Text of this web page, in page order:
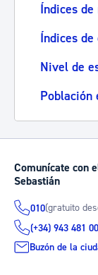
Índices
Índices
Nivel de
Población
Comunícate con
Sebastián
010(gratuito
(+34) 943 481
Buzón de la